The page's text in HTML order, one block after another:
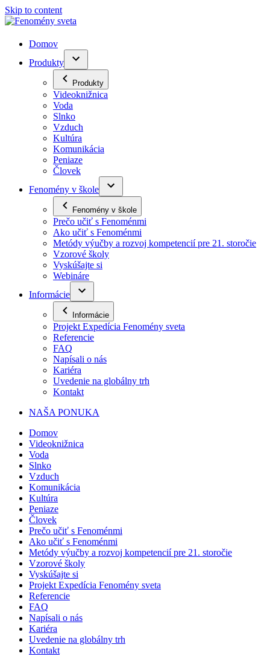
Skip to content
Domov
Produkty
Produkty
Videoknižnica
Voda
Slnko
Vzduch
Kultúra
Komunikácia
Peniaze
Človek
Fenomény v škole
Fenomény v škole
Prečo učiť s Fenoménmi
Ako učiť s Fenoménmi
Metódy výučby a rozvoj kompetencií pre 21. storočie
Vzorové školy
Vyskúšajte si
Webináre
Informácie
Informácie
Projekt Expedícia Fenomény sveta
Referencie
FAQ
Napísali o nás
Kariéra
Uvedenie na globálny trh
Kontakt
NAŠA PONUKA
Domov
Videoknižnica
Voda
Slnko
Vzduch
Komunikácia
Kultúra
Peniaze
Človek
Prečo učiť s Fenoménmi
Ako učiť s Fenoménmi
Metódy výučby a rozvoj kompetencií pre 21. storočie
Vzorové školy
Vyskúšajte si
Projekt Expedícia Fenomény sveta
Referencie
FAQ
Napísali o nás
Kariéra
Uvedenie na globálny trh
Kontakt